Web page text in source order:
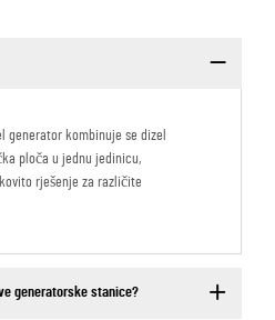
generator kombinuje se dizel
ploča u jednu jedinicu,
rješenje za različite
generatorske stanice?